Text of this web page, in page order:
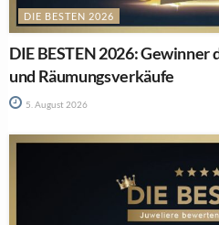
DIE BESTEN 2026
DIE BESTEN 2026:
und Räumungsverkäufe
5. August 2026